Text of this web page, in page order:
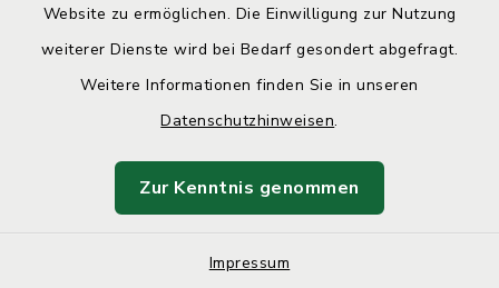
Website zu ermöglichen. Die Einwilligung zur Nutzung
weiterer Dienste wird bei Bedarf gesondert abgefragt.
Weitere Informationen finden Sie in unseren
Datenschutzhinweisen.
Zur Kenntnis genommen
Impressum
Barrierefreiheit
Datenschutz
Impressum
Sitemap